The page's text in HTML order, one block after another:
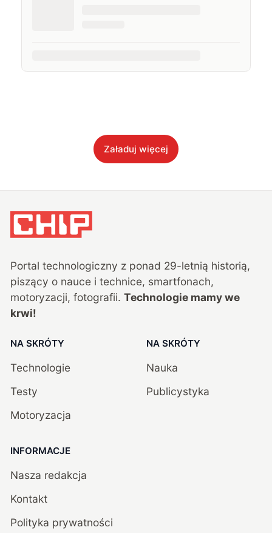
Załaduj więcej
Portal technologiczny z ponad 29-letnią historią,
piszący o nauce i technice, smartfonach,
motoryzacji, fotografii. Technologie mamy we
krwi!
NA SKRÓTY
Technologie
Testy
Motoryzacja
NA SKRÓTY
Nauka
Publicystyka
INFORMACJE
Nasza redakcja
Kontakt
Polityka prywatności